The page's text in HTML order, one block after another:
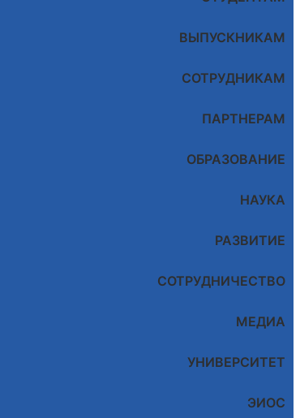
ВЫПУСКНИКАМ
СОТРУДНИКАМ
ПАРТНЕРАМ
ОБРАЗОВАНИЕ
НАУКА
РАЗВИТИЕ
СОТРУДНИЧЕСТВО
МЕДИА
УНИВЕРСИТЕТ
ЭИОС